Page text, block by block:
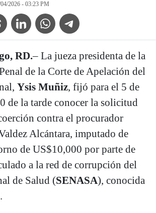
2026 - 03:23 PM
Icon
Linkedin IconWhatsApp IconTelegram Icon
RD.– La jueza presidenta de la
de la Corte de Apelación del
Ysis Muñiz, fijó para el 5 de
de la tarde conocer la solicitud
contra el procurador
Alcántara, imputado de
de US$10,000 por parte de
a la red de corrupción del
de Salud (SENASA), conocida